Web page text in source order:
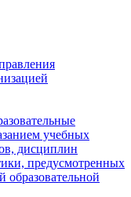
учебных
дисциплин
предусмотренных
образовательной